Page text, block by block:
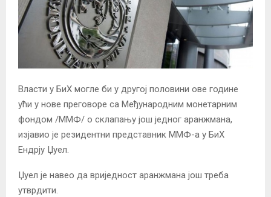
Власти у БиХ могле би у другој половини ове године
ући у нове преговоре са Међународним монетарним
фондом /ММФ/ о склапању још једног аранжмана,
изјавио је резидентни представник ММФ-а у БиХ
Ендрју Џуел.
Џуел је навео да вриједност аранжмана још треба
утврдити.